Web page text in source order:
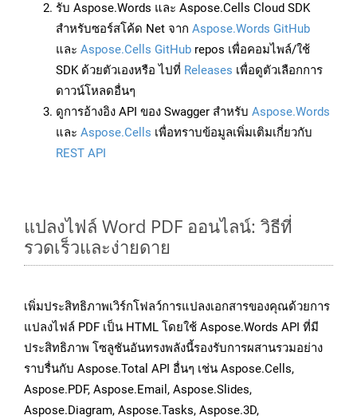
รับ Aspose.Words และ Aspose.Cells Cloud SDK
สำหรับซอร์สโค้ด Net จาก Aspose.Words GitHub
และ Aspose.Cells GitHub repos เพื่อคอมไพล์/ใช้
SDK ด้วยตัวเองหรือ ไปที่ Releases เพื่อดูตัวเลือกการ
ดาวน์โหลดอื่นๆ
ดูการอ้างอิง API ของ Swagger สำหรับ Aspose.Words
และ Aspose.Cells เพื่อทราบข้อมูลเพิ่มเติมเกี่ยวกับ
REST API
แปลงไฟล์ Word PDF ออนไลน์: วิธีที่
รวดเร็วและง่ายดาย
เพิ่มประสิทธิภาพเวิร์กโฟลว์การแปลงเอกสารของคุณด้วยการ
แปลงไฟล์ PDF เป็น HTML โดยใช้ Aspose.Words API ที่มี
ประสิทธิภาพ โซลูชันอันทรงพลังนี้รองรับการผสานรวมอย่าง
ราบรื่นกับ Aspose.Total API อื่นๆ เช่น Aspose.Cells,
Aspose.PDF, Aspose.Email, Aspose.Slides,
Aspose.Diagram, Aspose.Tasks, Aspose.3D,